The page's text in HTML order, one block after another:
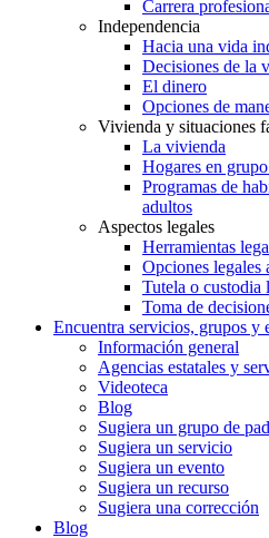
Carrera
Independencia
Hacia una vida
Decisiones de la
El dinero
Opciones de
Vivienda y situaciones
La vivienda
Hogares en
Programas de
adultos
Aspectos legales
Herramientas
Opciones legales
Tutela o custodia
Toma de
Encuentra servicios, grupos y
Información general
Agencias estatales y
Videoteca
Blog
Sugiera un grupo de
Sugiera un servicio
Sugiera un evento
Sugiera un recurso
Sugiera una corrección
Blog